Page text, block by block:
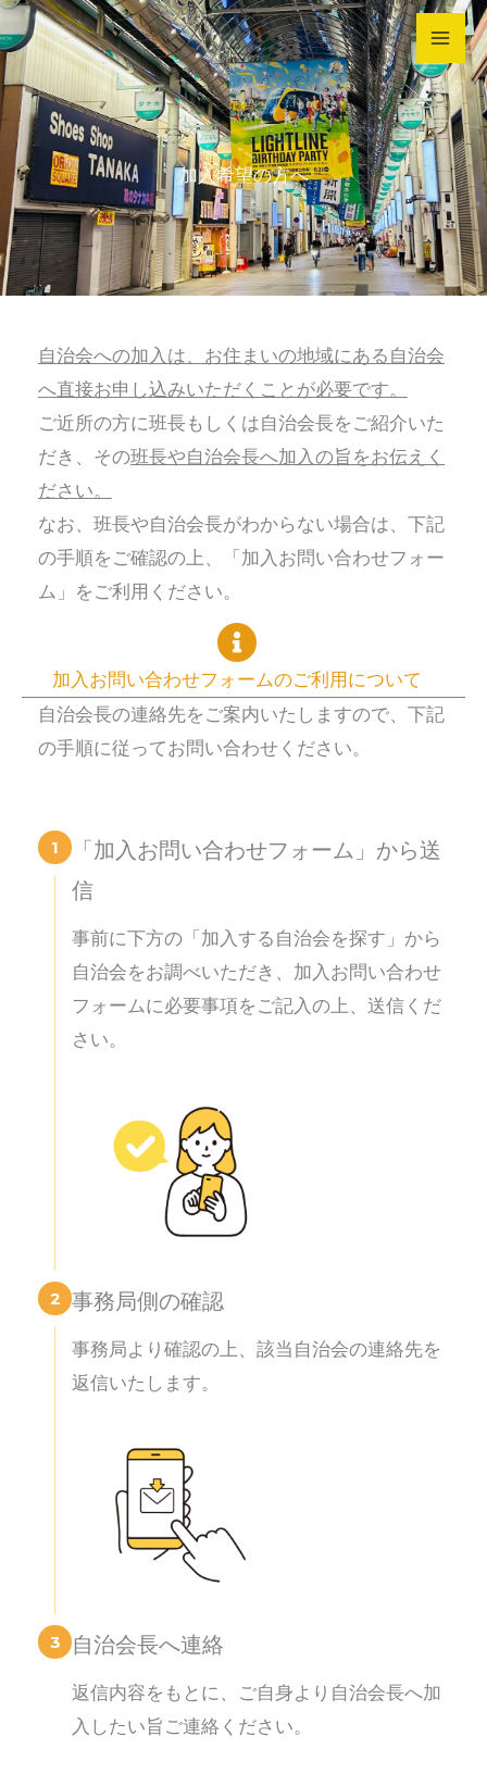
内
容
を
ス
キ
ッ
プ
加入希望の方へ
自治会への加入は、お住まいの地域にある自治会
へ直接お申し込みいただくことが必要です。
ご近所の方に班長もしくは自治会長をご紹介いた
だき、その班長や自治会長へ加入の旨をお伝えく
ださい。
なお、班長や自治会長がわからない場合は、下記
の手順をご確認の上、「加入お問い合わせフォー
ム」をご利用ください。
加入お問い合わせフォームのご利用について
自治会長の連絡先をご案内いたしますので、下記
の手順に従ってお問い合わせください。
1
「加入お問い合わせフォーム」から送
信
事前に下方の「加入する自治会を探す」から
自治会をお調べいただき、加入お問い合わせ
フォームに必要事項をご記入の上、送信くだ
さい。
2 事務局側の確認
事務局より確認の上、該当自治会の連絡先を
返信いたします。
3 自治会長へ連絡
返信内容をもとに、ご自身より自治会長へ加
入したい旨ご連絡ください。